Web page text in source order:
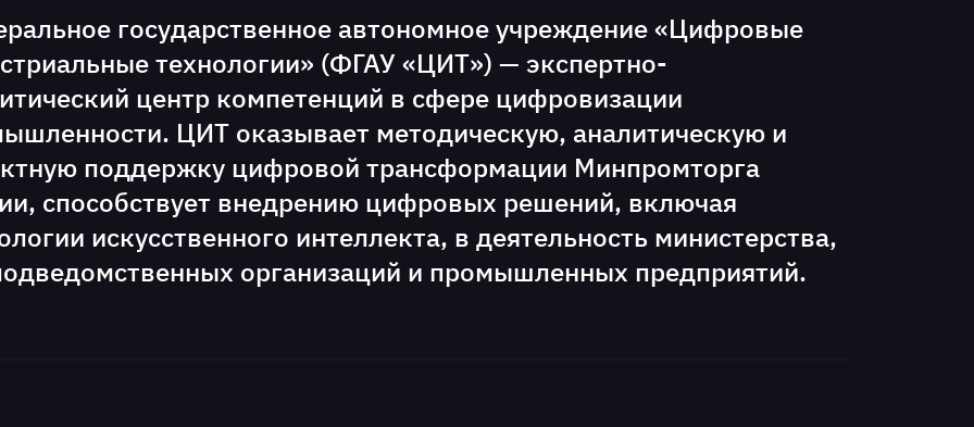
государственное автономное учреждение «Цифровые
технологии» (ФГАУ «ЦИТ») — экспертно-
центр компетенций в сфере цифровизации
ЦИТ оказывает методическую, аналитическую и
поддержку цифровой трансформации Минпромторга
способствует внедрению цифровых решений, включая
искусственного интеллекта, в деятельность министерства,
организаций и промышленных предприятий.